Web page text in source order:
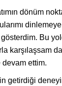
dönüm
Bu
karşılaşsam
ettim.
getirdiği